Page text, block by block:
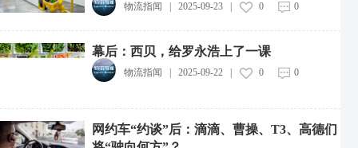
物流指闻 2025-09-23| 0 0
幕后：西贝，给罗永浩上了一课
物流指闻 2025-09-22| 0 0
网约车“约谈”后：滴滴、曹操、T3、高德们